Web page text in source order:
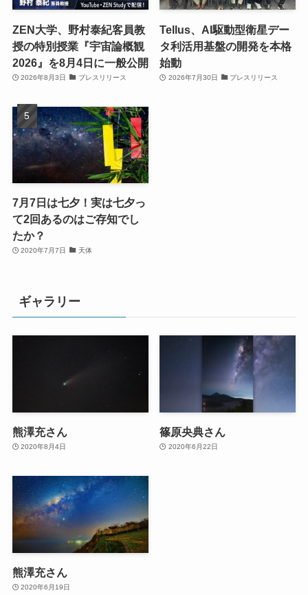
ZEN大学、野村泰紀客員教
授の特別授業『宇宙論概観
2026』を8月4日に一般公開
2026年8月3日 プレスリリース
Tellus、AI駆動型衛星デー
タ利活用基盤の開発を本格
始動
2026年7月30日 プレスリリース
7月7日は七夕！実は七夕っ
て2回あるのはご存知でし
たか？
2020年7月7日 天体
ギャラリー
熊澤充さん
2020年8月4日
篠原央典さん
2020年6月22日
熊澤充さん
2020年6月19日